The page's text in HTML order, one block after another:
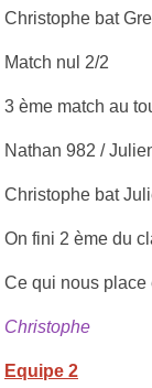
Christophe bat
Match nul 2/2
3 ème match au
Nathan 982 /
Christophe bat
On fini 2 ème du
Ce qui nous place
Christophe
Equipe 2